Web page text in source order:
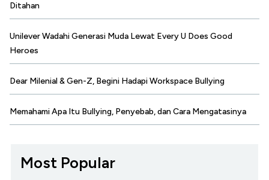
Ditahan
Unilever Wadahi Generasi Muda Lewat Every U Does Good
Heroes
Dear Milenial & Gen-Z, Begini Hadapi Workspace Bullying
Memahami Apa Itu Bullying, Penyebab, dan Cara Mengatasinya
Most Popular